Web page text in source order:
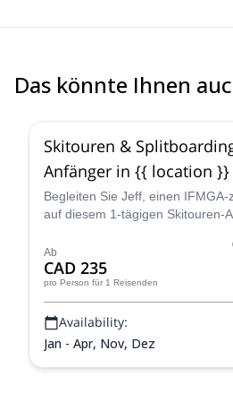
Das könnte Ihnen
Skitouren &
Anfänger in {{ location }}
Begleiten Sie Jeff, einen IFMGA-
auf diesem 1-tägigen Skitouren-
Ab
CAD 235
pro Person für 1 Reisenden
Availability:
Jan - Apr, Nov, Dez